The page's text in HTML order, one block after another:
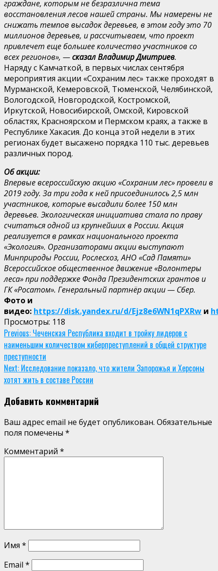
граждане, которым не безразлична тема
восстановления лесов нашей страны. Мы намерены не
снижать темпов высадок деревьев, в этом году это 70
миллионов деревьев, и рассчитываем, что проект
привлечет еще большее количество участников со
всех регионов», —сказал Владимир Дмитриев.
Наряду с Камчаткой, в первых числах сентября
мероприятия акции «Сохраним лес» также проходят в
Мурманской, Кемеровской, Тюменской, Челябинской,
Вологодской, Новгородской, Костромской,
Иркутской, Новосибирской, Омской, Кировской
областях, Красноярском и Пермском краях, а также в
Республике Хакасия. До конца этой недели в этих
регионах будет высажено порядка 110 тыс. деревьев
различных пород.
Об акции:
Впервые всероссийскую акцию «Сохраним лес» провели в
2019 году. За три года к ней присоединилось 2,5 млн
участников, которые высадили более 150 млн
деревьев. Экологическая инициатива стала по праву
считаться одной из крупнейших в России. Акция
реализуется в рамках национального проекта
«Экология». Организаторами акции выступают
Минприроды России, Рослесхоз, АНО «Сад Памяти»
Всероссийское общественное движение «Волонтеры
леса» при поддержке Фонда Президентских грантов и
ГК «Росатом». Генеральный партнёр акции — Сбер.
Фото и
видео: https://disk.yandex.ru/d/Ejz8e6WN1qPXRw и
Просмотры: 118
Continue
Reading
Previous: Чеченская Республика входит в тройку лидеров с
наименьшим количеством киберпреступлений в общей структуре
преступности
Next: Исследование показало, что жители Запорожья и Херсоны
хотят жить в составе России
Добавить комментарий
Ваш адрес email не будет опубликован. Обязательные
поля помечены *
Комментарий *
Имя *
Email *